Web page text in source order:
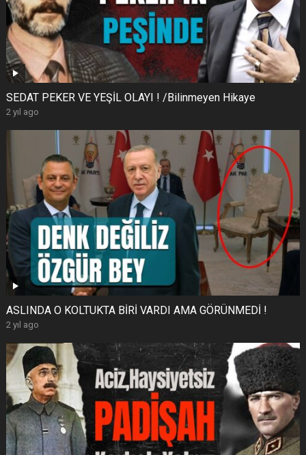
SEDAT PEKER VE YEŞİL OLAYI ! /Bilinmeyen Hikaye
2 yıl ago
ASLINDA O KOLTUKTA BİRİ VARDI AMA GÖRÜNMEDİ !
2 yıl ago